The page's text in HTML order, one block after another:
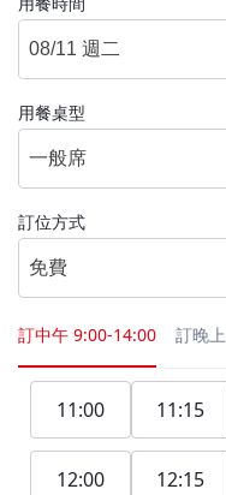
用餐桌型
一般席
訂位方式
免費
訂中午 9:00-14:00 訂晚上
11:00 11:15
12:00 12:15